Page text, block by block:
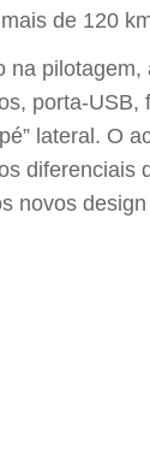
de 120
na pilotagem,
porta-USB,
lateral. O
diferenciais
novos